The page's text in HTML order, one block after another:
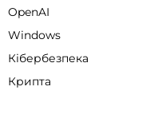
OpenAI
Windows
Кібербезпека
Крипта